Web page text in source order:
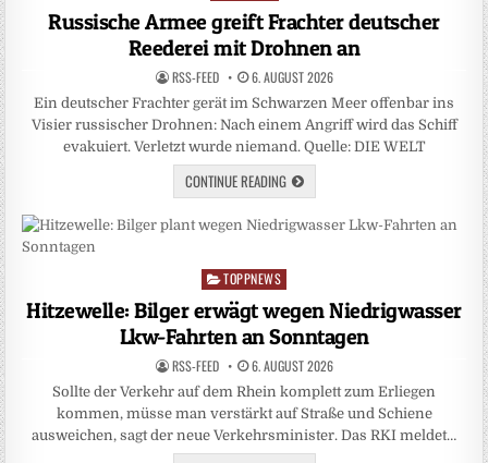
Russische Armee greift Frachter deutscher
Reederei mit Drohnen an
RSS-FEED 6. AUGUST 2026
Ein deutscher Frachter gerät im Schwarzen Meer offenbar ins
Visier russischer Drohnen: Nach einem Angriff wird das Schiff
evakuiert. Verletzt wurde niemand. Quelle: DIE WELT
CONTINUE READING
Posted
TOPPNEWS
Hitzewelle: Bilger erwägt wegen Niedrigwasser
Lkw-Fahrten an Sonntagen
RSS-FEED 6. AUGUST 2026
Sollte der Verkehr auf dem Rhein komplett zum Erliegen
kommen, müsse man verstärkt auf Straße und Schiene
ausweichen, sagt der neue Verkehrsminister. Das RKI meldet…